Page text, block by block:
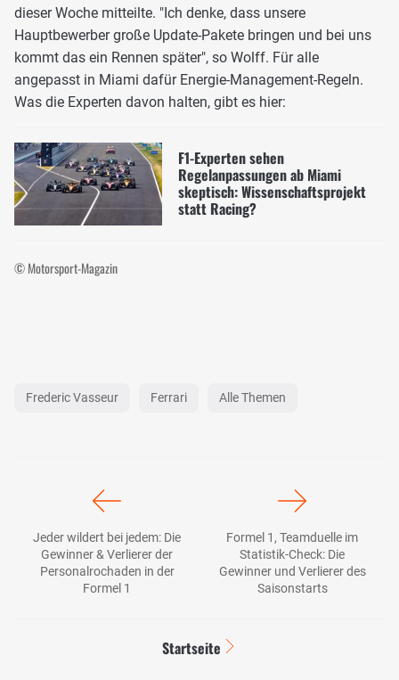
dieser Woche mitteilte. "Ich denke, dass unsere
Hauptbewerber große Update-Pakete bringen und bei uns
kommt das ein Rennen später", so Wolff. Für alle
angepasst in Miami dafür Energie-Management-Regeln.
Was die Experten davon halten, gibt es hier:
F1-Experten sehen
Regelanpassungen ab Miami
skeptisch: Wissenschaftsprojekt
statt Racing?
© Motorsport-Magazin
Frederic Vasseur Ferrari Alle Themen
Jeder wildert bei jedem: Die
Gewinner & Verlierer der
Personalrochaden in der
Formel 1
Formel 1, Teamduelle im
Statistik-Check: Die
Gewinner und Verlierer des
Saisonstarts
Startseite